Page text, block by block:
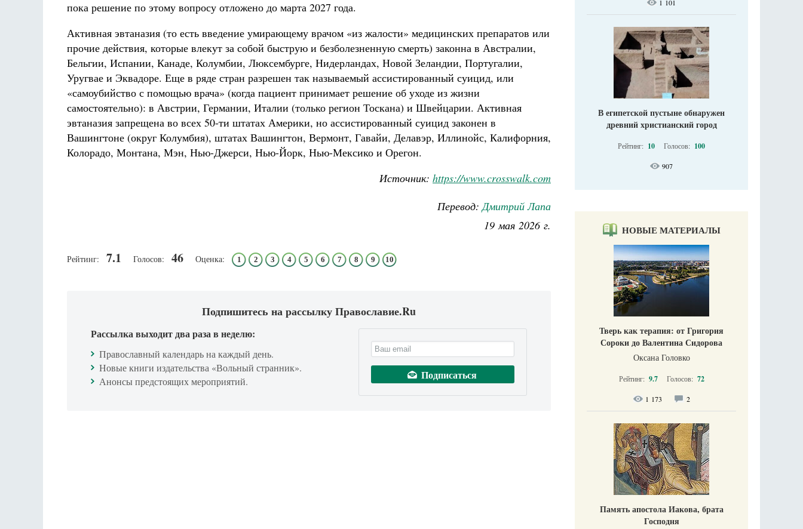
пока решение по этому вопросу отложено до марта 2027 года.
Активная эвтаназия (то есть введение умирающему врачом «из жалости» медицинских препаратов или
прочие действия, которые влекут за собой быструю и безболезненную смерть) законна в Австралии,
Бельгии, Испании, Канаде, Колумбии, Люксембурге, Нидерландах, Новой Зеландии, Португалии,
Уругвае и Эквадоре. Еще в ряде стран разрешен так называемый ассистированный суицид, или
«самоубийство с помощью врача» (когда пациент принимает решение об уходе из жизни
самостоятельно): в Австрии, Германии, Италии (только регион Тоскана) и Швейцарии. Активная
эвтаназия запрещена во всех 50-ти штатах Америки, но ассистированный суицид законен в
Вашингтоне (округ Колумбия), штатах Вашингтон, Вермонт, Гавайи, Делавэр, Иллинойс, Калифорния,
Колорадо, Монтана, Мэн, Нью-Джерси, Нью-Йорк, Нью-Мексико и Орегон.
Источник: https://www.crosswalk.com
Перевод:Дмитрий Лапа
19 мая 2026 г.
Рейтинг: 7.1 Голосов: 46 Оценка: 1 2 3 4 5 6 7 8 9 10
Подпишитесь на рассылку Православие.Ru
Рассылка выходит два раза в неделю:
Православный календарь на каждый день.
Новые книги издательства «Вольный странник».
Анонсы предстоящих мероприятий.
1 101
В египетской пустыне обнаружен
древний христианский город
Рейтинг: 10 Голосов: 100
907
НОВЫЕ МАТЕРИАЛЫ
Тверь как терапия: от Григория
Сороки до Валентина Сидорова
Оксана Головко
Рейтинг: 9.7 Голосов: 72
1 173 2
Память апостола Иакова, брата
Господня